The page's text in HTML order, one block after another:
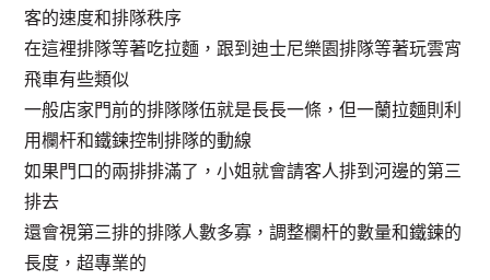
客的速度和排隊秩序
在這裡排隊等著吃拉麵，跟到迪士尼樂園排隊等著玩雲宵
飛車有些類似
一般店家門前的排隊隊伍就是長長一條，但一蘭拉麵則利
用欄杆和鐵鍊控制排隊的動線
如果門口的兩排排滿了，小姐就會請客人排到河邊的第三
排去
還會視第三排的排隊人數多寡，調整欄杆的數量和鐵鍊的
長度，超專業的